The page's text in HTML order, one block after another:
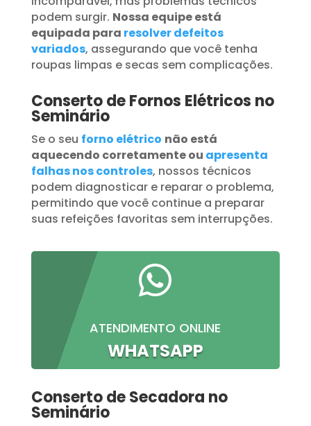
podem surgir. Nossa equipe está
equipada para resolver defeitos
variados, assegurando que você tenha
roupas limpas e secas sem complicações.
Conserto de Fornos Elétricos no
Seminário
Se o seu forno elétrico não está
aquecendo corretamente ou apresenta
falhas nos controles, nossos técnicos
podem diagnosticar e reparar o problema,
permitindo que você continue a preparar
suas refeições favoritas sem interrupções.

ATENDIMENTO ONLINE
WHATSAPP
Conserto de Secadora no
Seminário